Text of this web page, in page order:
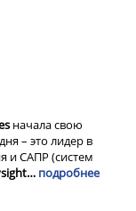
начала свою
– это лидер в
и САПР (систем
подробнее